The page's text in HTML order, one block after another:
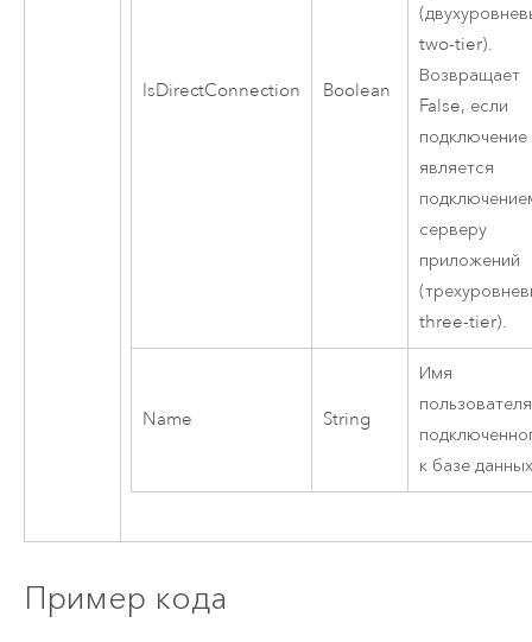
IsDirectConnection Boolean
two-tier).
Возвращает
False, если
подключение
является
серверу
приложений
three-tier).
Name String
Имя
к базе
Пример кода